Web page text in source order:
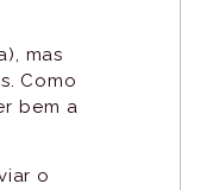
mas
Como
bem a
o